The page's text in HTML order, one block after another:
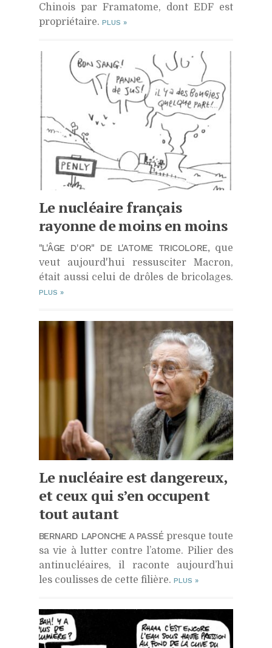
Chinois par Framatome, dont EDF est
propriétaire. PLUS »
Le nucléaire français
rayonne de moins en moins
"L'ÂGE D'OR" DE L'ATOME TRICOLORE,que
veut aujourd'hui ressusciter Macron,
était aussi celui de drôles de bricolages.
PLUS »
Le nucléaire est dangereux,
et ceux qui s’en occupent
tout autant
BERNARD LAPONCHE A PASSÉpresque toute
sa vie à lutter contre l’atome. Pilier des
antinucléaires, il raconte aujourd’hui
les coulisses de cette filière. PLUS »